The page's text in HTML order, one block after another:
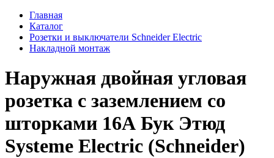
Главная
Каталог
Розетки и выключатели Schneider Electric
Накладной монтаж
Наружная двойная угловая
розетка с заземлением со
шторками 16А Бук Этюд
Systeme Electric (Schneider)